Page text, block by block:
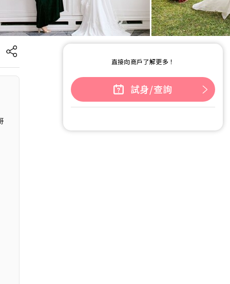
直接向商戶了解更多！
試身/查詢